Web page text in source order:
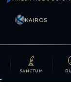
SANCTUM
KAIROS
que DDLA